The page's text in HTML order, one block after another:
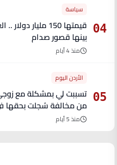
04
سياسة
بينها قصور صدام
منذ 4 أيام
05
الأردن اليوم
من مخالفة سُجلت بحقها
منذ 5 أيام